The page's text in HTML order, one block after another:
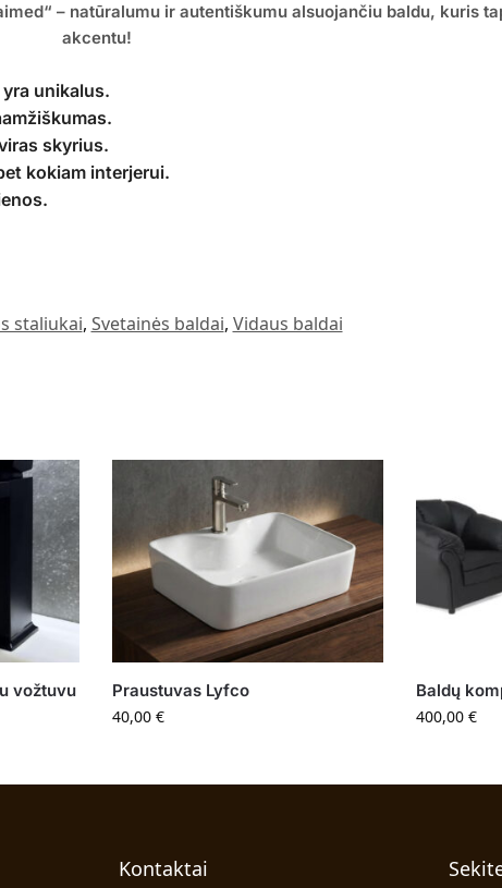
– natūralumu ir autentiškumu alsuojančiu baldu, kuris
akcentu!
unikalus.
skyrius.
kokiam interjerui.
staliukai, Svetainės baldai, Vidaus baldai
vožtuvu
Praustuvas Lyfco
40,00€
Baldų
400,00€
Kontaktai